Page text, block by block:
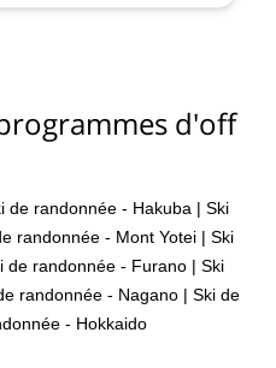
17 mars 2027,21 mars
2027,31 mars 2027
d'off
de randonnée - Hakuba | Ski
randonnée - Mont Yotei | Ski
de randonnée - Furano | Ski
randonnée - Nagano | Ski de
- Hokkaido